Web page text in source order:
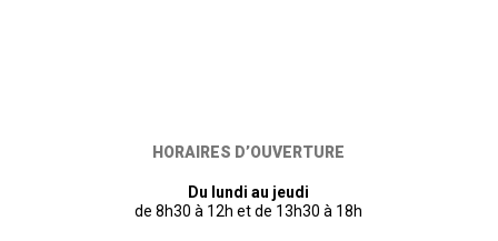
HORAIRES D’OUVERTURE
Du lundi au jeudi
de 8h30 à 12h et de 13h30 à 18h